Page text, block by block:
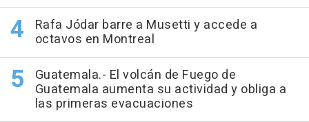
Rafa Jódar barre a Musetti y accede a
octavos en Montreal
Guatemala.- El volcán de Fuego de
Guatemala aumenta su actividad y obliga a
las primeras evacuaciones